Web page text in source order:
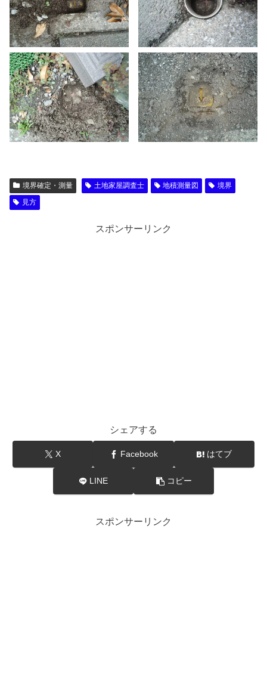
境界確定・測量 土地家屋調査士 地積測量図
境界
見方
スポンサーリンク
シェアする
X Facebook はてブ
LINE コピー
スポンサーリンク